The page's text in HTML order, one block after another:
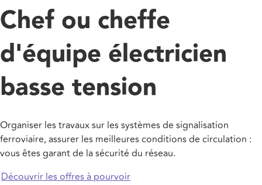
Chef ou cheffe
d'équipe électricien
basse tension
Organiser les travaux sur les systèmes de signalisation
ferroviaire, assurer les meilleures conditions de circulation :
vous êtes garant de la sécurité du réseau.
Découvrir les offres à pourvoir